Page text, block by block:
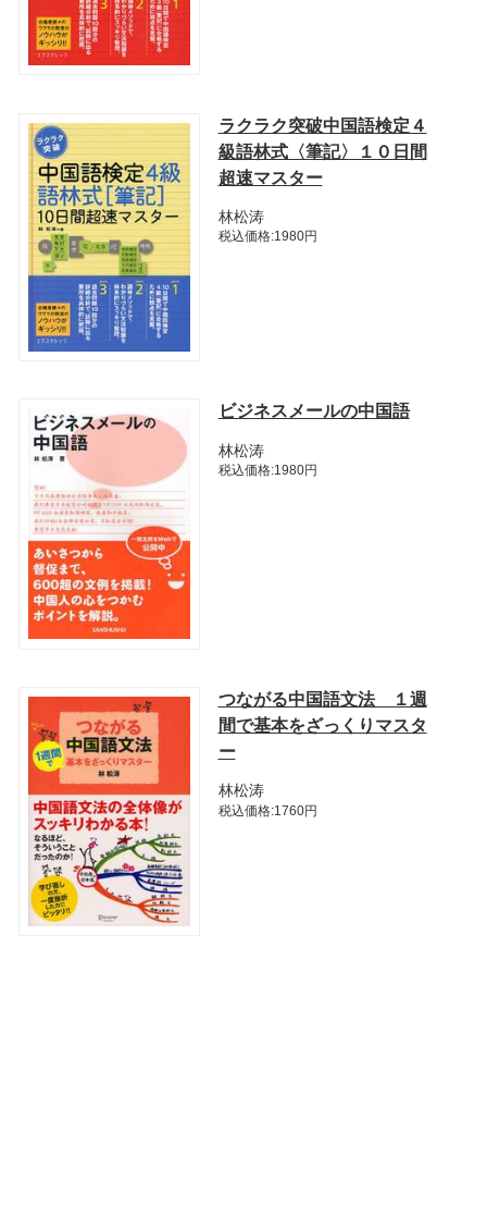
ラクラク突破中国語検定４
級語林式〈筆記〉１０日間
超速マスター
林松涛
税込価格:1980円
ビジネスメールの中国語
林松涛
税込価格:1980円
つながる中国語文法 １週
間で基本をざっくりマスタ
ー
林松涛
税込価格:1760円